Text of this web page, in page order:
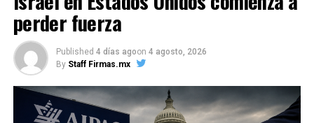
COMPARTE ESTA INFORMACIÓN
perder fuerza
Published 4 días agoon 4 agosto, 2026
By Staff Firmas.mx